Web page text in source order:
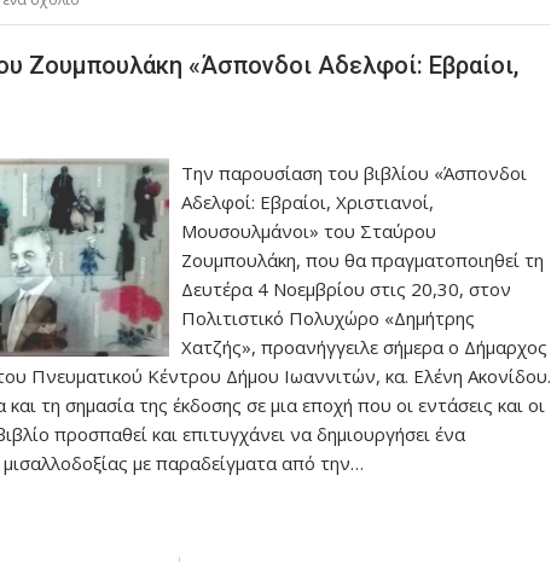
Ζουμπουλάκη «Άσπονδοι Αδελφοί: Εβραίοι,
Την παρουσίαση του βιβλίου «Άσπονδοι
Αδελφοί: Εβραίοι, Χριστιανοί,
Μουσουλμάνοι» του Σταύρου
Ζουμπουλάκη, που θα πραγματοποιηθεί τη
Δευτέρα 4 Νοεμβρίου στις 20,30, στον
Πολιτιστικό Πολυχώρο «Δημήτρης
Χατζής», προανήγγειλε σήμερα ο Δήμαρχος
Πνευματικού Κέντρου Δήμου Ιωαννιτών, κα. Ελένη Ακονίδου.
τη σημασία της έκδοσης σε μια εποχή που οι εντάσεις και οι
προσπαθεί και επιτυγχάνει να δημιουργήσει ένα
με παραδείγματα από την…